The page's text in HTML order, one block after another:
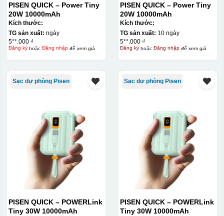
PISEN QUICK – Power Tiny
20W 10000mAh
Kích thước:
TG sản xuất: ngày
5**.000 ₫
Đăng kýhoặc Đăng nhậpđể xem giá
PISEN QUICK – Power Tiny
20W 10000mAh
Kích thước:
TG sản xuất: 10 ngày
5**.000 ₫
Đăng kýhoặc Đăng nhậpđể xem giá
Sạc dự phòng Pisen
PISEN QUICK – POWERLink
Tiny 30W 10000mAh
Sạc dự phòng Pisen
PISEN QUICK – POWERLink
Tiny 30W 10000mAh